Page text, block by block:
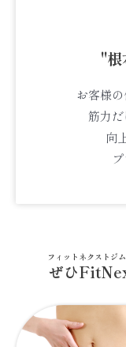
"根
お客様
筋力
向
フィットネクストジム
ぜひ